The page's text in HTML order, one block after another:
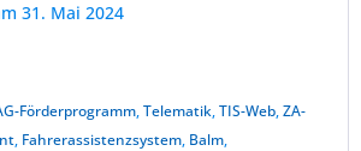
31. Mai 2024
Förderprogramm,Telematik,TIS-Web,ZA-
, Fahrerassistenzsystem, Balm,